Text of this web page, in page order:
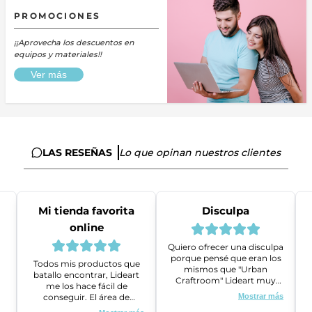
PROMOCIONES
¡¡Aprovecha los descuentos en
equipos y materiales!!
Ver más
LAS RESEÑAS Lo que opinan nuestros clientes
Mi tienda favorita
online
Todos mis productos que
batallo encontrar, Lideart
me los hace fácil de
conseguir. El área de
ventas es super amable y
Disculpa
Quiero ofrecer una disculpa
porque pensé que eran los
mismos que "Urban
Craftroom" Lideart muy
amables me ayudaron a
gestionar un problema que
Mostrar más